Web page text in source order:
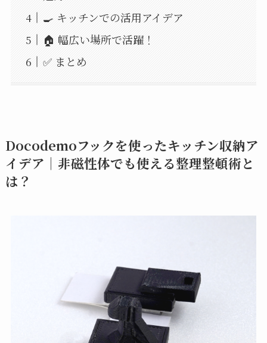
🍳 キッチンでの活用アイデア
🏠 幅広い場所で活躍！
✅ まとめ
Docodemoフックを使ったキッチン収納ア
イデア｜非磁性体でも使える整理整頓術と
は？